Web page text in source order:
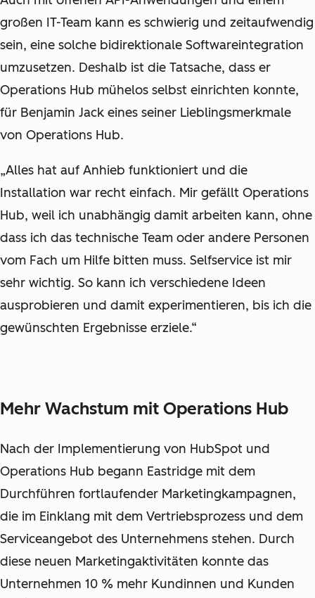
großen IT-Team kann es schwierig und zeitaufwendig
sein, eine solche bidirektionale Softwareintegration
umzusetzen. Deshalb ist die Tatsache, dass er
Operations Hub mühelos selbst einrichten konnte,
für Benjamin Jack eines seiner Lieblingsmerkmale
von Operations Hub.
„Alles hat auf Anhieb funktioniert und die
Installation war recht einfach. Mir gefällt Operations
Hub, weil ich unabhängig damit arbeiten kann, ohne
dass ich das technische Team oder andere Personen
vom Fach um Hilfe bitten muss. Selfservice ist mir
sehr wichtig. So kann ich verschiedene Ideen
ausprobieren und damit experimentieren, bis ich die
gewünschten Ergebnisse erziele.“
Mehr Wachstum mit Operations Hub
Nach der Implementierung von HubSpot und
Operations Hub begann Eastridge mit dem
Durchführen fortlaufender Marketingkampagnen,
die im Einklang mit dem Vertriebsprozess und dem
Serviceangebot des Unternehmens stehen. Durch
diese neuen Marketingaktivitäten konnte das
Unternehmen 10 % mehr Kundinnen und Kunden